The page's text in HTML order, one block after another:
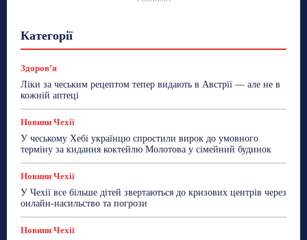
Категорії
Сад та город Світ
ТехноМанія
Топ-новини Фоторепортаж
Здоровʼя
Ліки за чеським рецептом тепер видають в Австрії — але не в
кожній аптеці
Новини Чехії
У чеському Хебі українцю спростили вирок до умовного
терміну за кидання коктейлю Молотова у сімейний будинок
Новини Чехії
У Чехії все більше дітей звертаються до кризових центрів через
онлайн-насильство та погрози
Новини Чехії